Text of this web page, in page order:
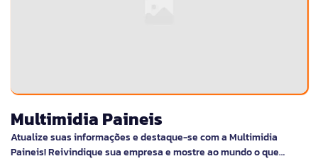
Multimidia Paineis
Atualize suas informações e destaque-se com a Multimidia
Paineis! Reivindique sua empresa e mostre ao mundo o que…